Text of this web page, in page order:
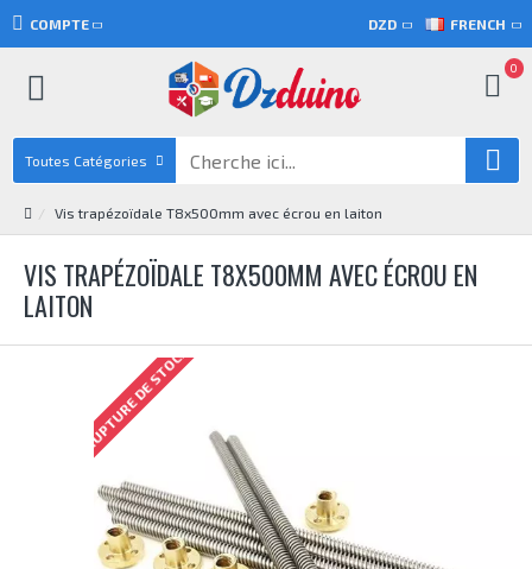
COMPTE DZD FRENCH
0
Toutes Catégories
Vis trapézoïdale T8x500mm avec écrou en laiton
VIS TRAPÉZOÏDALE T8X500MM AVEC ÉCROU EN
LAITON
RUPTURE DE STOCK